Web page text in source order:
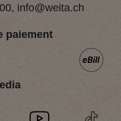
, info@weita.ch
paiement